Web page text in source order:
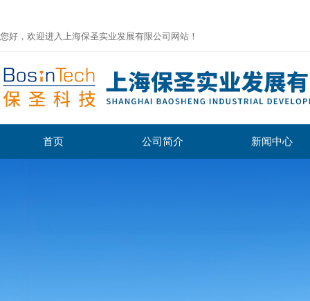
您好，欢迎进入上海保圣实业发展有限公司网站！
首页 公司简介 新闻中心